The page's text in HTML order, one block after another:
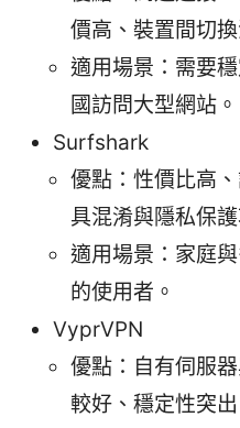
價高、裝置間切換
適用場景：需要
國訪問大型網站。
Surfshark
優點：性價比高
具混淆與隱私保護
適用場景：家庭
的使用者。
VyprVPN
優點：自有伺服
較好、穩定性突出